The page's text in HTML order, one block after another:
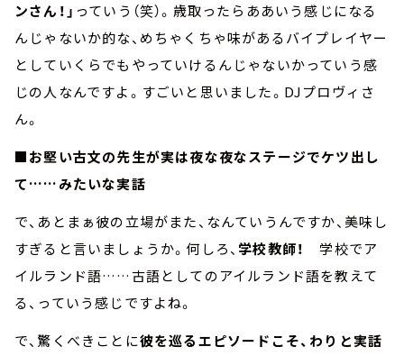
ンさん！」 っていう（笑）。歳取ったらああいう感じになる
んじゃないか的な、めちゃくちゃ味があるバイプレイヤー
としていくらでもやっていけるんじゃないかっていう感
じの人なんですよ。すごいと思いました。DJプロヴィさ
ん。
■お堅い古文の先生が実は夜な夜なステージでケツ出し
て……みたいな実話
で、あとまぁ彼の立場がまた、なんていうんですか、美味し
すぎると言いましょうか。何しろ、 学校教師！学校でア
イルランド語……古語としてのアイルランド語を教えて
る、っていう感じですよね。
で、驚くべきことに彼を巡るエピソードこそ、わりと実話